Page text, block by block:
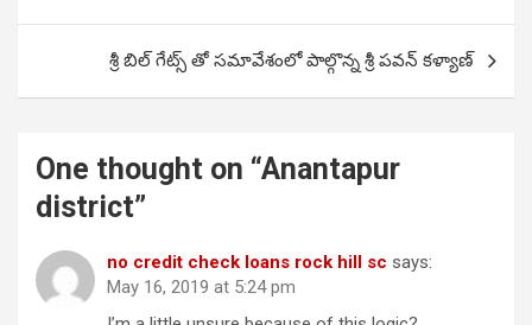
శ్రీ బిల్ గేట్స్ తో సమావేశంలో పాల్గొన్న శ్రీ పవన్ కళ్యాణ్
One thought on “Anantapur
district”
no credit check loans rock hill sc says:
May 16, 2019 at 5:24 pm